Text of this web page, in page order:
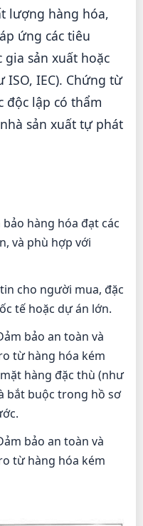
lượng hàng hóa,
ứng các tiêu
sản xuất hoặc
ISO, IEC). Chứng từ
độc lập có thẩm
sản xuất tự phát
hàng hóa đạt các
và phù hợp với
cho người mua, đặc
tế hoặc dự án lớn.
bảo an toàn và
từ hàng hóa kém
hàng đặc thù (như
bắt buộc trong hồ sơ
bảo an toàn và
từ hàng hóa kém